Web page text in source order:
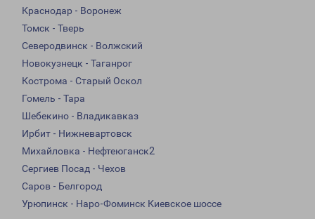
Краснодар - Воронеж
Томск - Тверь
Северодвинск - Волжский
Новокузнецк - Таганрог
Кострома - Старый Оскол
Гомель - Тара
Шебекино - Владикавказ
Ирбит - Нижневартовск
Михайловка - Нефтеюганск2
Сергиев Посад - Чехов
Саров - Белгород
Урюпинск - Наро-Фоминск Киевское шоссе